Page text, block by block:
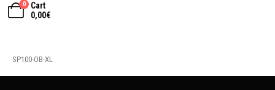
0
Cart
0,00€
SP100-OB-XL